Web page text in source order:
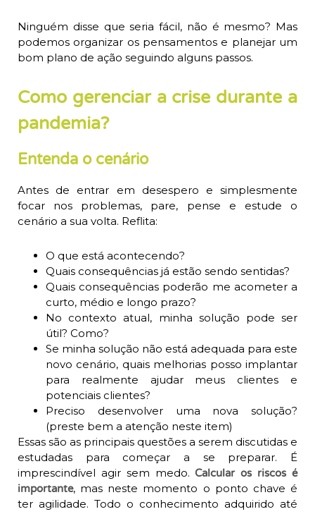
Ninguém disse que seria fácil, não é mesmo? Mas
podemos organizar os pensamentos e planejar um
bom plano de ação seguindo alguns passos.
Como gerenciar a crise durante a
pandemia?
Entenda o cenário
Antes de entrar em desespero e simplesmente
focar nos problemas, pare, pense e estude o
cenário a sua volta. Reflita:
O que está acontecendo?
Quais consequências já estão sendo sentidas?
Quais consequências poderão me acometer a
curto, médio e longo prazo?
No contexto atual, minha solução pode ser
útil? Como?
Se minha solução não está adequada para este
novo cenário, quais melhorias posso implantar
para realmente ajudar meus clientes e
potenciais clientes?
Preciso desenvolver uma nova solução?
(preste bem a atenção neste item)
Essas são as principais questões a serem discutidas e
estudadas para começar a se preparar. É
imprescindível agir sem medo. Calcular os riscos é
importante, mas neste momento o ponto chave é
ter agilidade. Todo o conhecimento adquirido até